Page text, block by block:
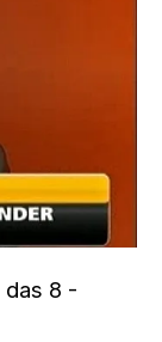
das 8 -